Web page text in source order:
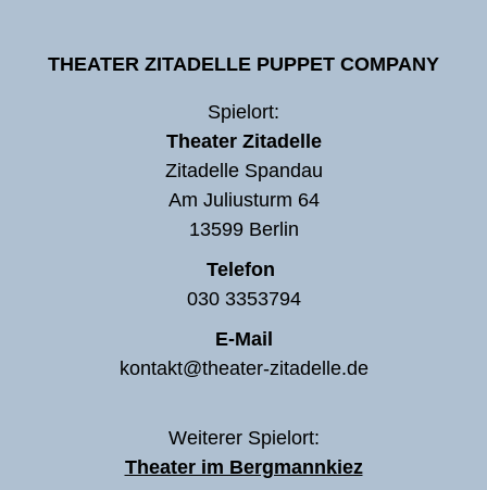
THEATER ZITADELLE PUPPET COMPANY
Spielort:
Theater Zitadelle
Zitadelle Spandau
Am Juliusturm 64
13599 Berlin
Telefon
030 3353794
E-Mail
kontakt@theater-zitadelle.de
Weiterer Spielort:
Theater im Bergmannkiez